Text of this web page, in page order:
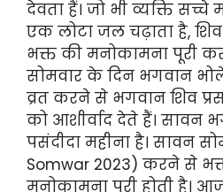
देवता हैं। जो भी व्यक्ति
एक लोटा जल चढ़ाता है,
भक्त की मनोकामना पूरी
सोमवार के दिन भगवान
व्रत करने से भगवान शिव
को आशीर्वाद देते हैं। सावन
पसंदीदा महीना है। सावन
Somwar 2023) करने से
मनोकामना पूरी होती